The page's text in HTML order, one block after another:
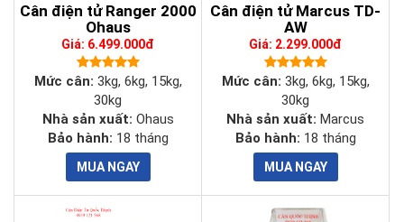
chức
Có 03 phím chức năng TARE, UNIT, ZERO
Chất liệu
Vỏ và đế cân làm bằng nhựa ABS, đĩa cân
làm bằng thép không gỉ
4v/4AH Kích thước (48 x 48 x 101) mm, sử
dụng trong khoảng 80 giờ cho 1 lần sạc
đầy.
Cân điện tử Ranger 2000
Ohaus
Giá: 6.499.000đ
Mức cân: 3kg, 6kg, 15kg,
30kg
Nhà sản xuất: Ohaus
Bảo hành: 18 tháng
Cân điện tử Marcus TD-
AW
Giá: 2.299.000đ
Mức cân: 3kg, 6kg, 15kg,
30kg
Nhà sản xuất: Marcus
Bảo hành: 18 tháng